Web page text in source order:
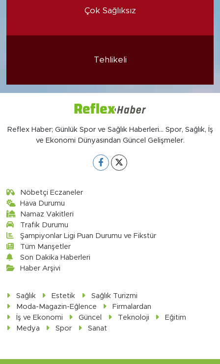
Çok Sağlıksız
Tehlikeli
Reflex Haber; Günlük Spor ve Sağlık Haberleri... Spor, Sağlık, İş
ve Ekonomi Dünyasından Güncel Gelişmeler.
Nöbetçi Eczaneler
Hava Durumu
Namaz Vakitleri
Trafik Durumu
Şampiyonlar Ligi Puan Durumu ve Fikstür
Tüm Manşetler
Son Dakika Haberleri
Haber Arşivi
Sağlık Estetik
Sağlık Turizmi
Moda-Magazin-Eğlence
Firmalardan
İş ve Ekonomi
Güncel Teknoloji
Eğitim
Medya
Spor Sanat